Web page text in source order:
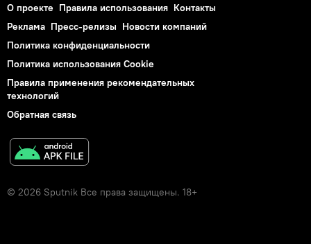
О проекте Правила использования Контакты
Реклама Пресс-релизы Новости компаний
Политика конфиденциальности
Политика использования Cookie
Правила применения рекомендательных
технологий
Обратная связь
© 2026 Sputnik Все права защищены. 18+